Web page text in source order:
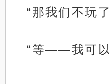
“那我们不玩
“等——我可